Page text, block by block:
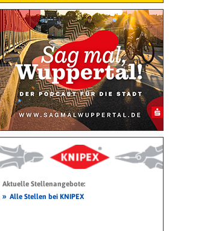
Aktuelle Stellenangebote:
» Alle Stellen bei KNIPEX